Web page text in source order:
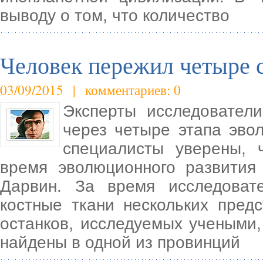
выводу о том, что количество
Человек пережил четыре
03/09/2015 | комментариев: 0
Эксперты
через четыре этапа
специалисты уверены,
время эволюционного
Дарвин. За время
костные ткани нескольких
останков, исследуемых
найдены в одной из провинций